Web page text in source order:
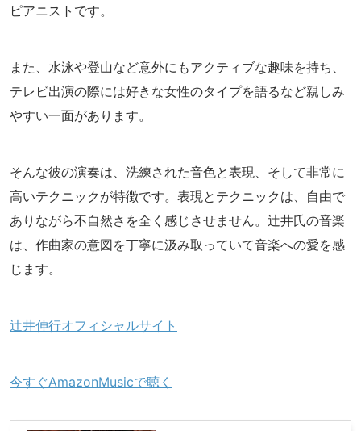
ピアニストです。
また、水泳や登山など意外にもアクティブな趣味を持ち、
テレビ出演の際には好きな女性のタイプを語るなど親しみ
やすい一面があります。
そんな彼の演奏は、洗練された音色と表現、そして非常に
高いテクニックが特徴です。表現とテクニックは、自由で
ありながら不自然さを全く感じさせません。辻井氏の音楽
は、作曲家の意図を丁寧に汲み取っていて音楽への愛を感
じます。
辻井伸行オフィシャルサイト
今すぐAmazonMusicで聴く